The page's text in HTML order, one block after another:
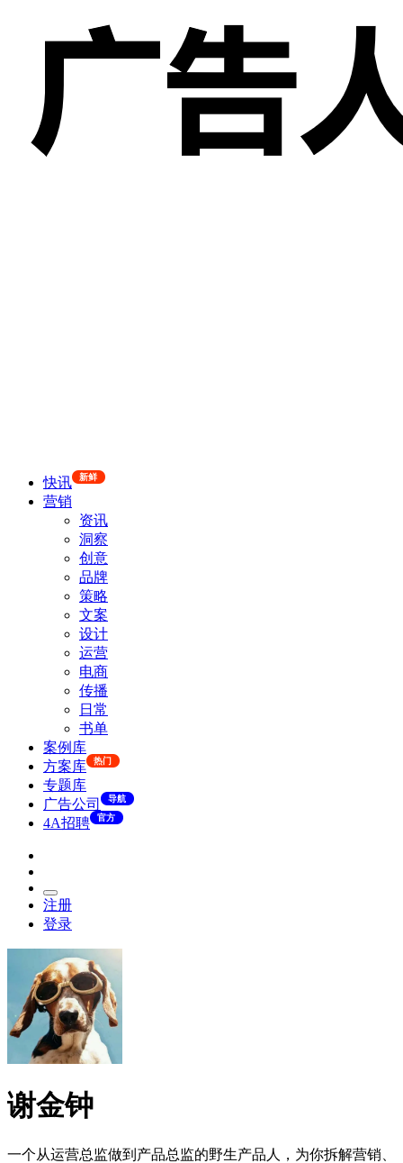
快讯 新鲜
营销
资讯
洞察
创意
品牌
策略
文案
设计
运营
电商
传播
日常
书单
案例库
方案库
热门
专题库
广告公司
导航
4A招聘 官方
注册
登录
谢金钟
一个从运营总监做到产品总监的野生产品人，为你拆解营销、